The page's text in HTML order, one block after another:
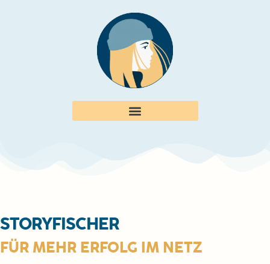
STORYFISCHER
FÜR MEHR ERFOLG IM NETZ